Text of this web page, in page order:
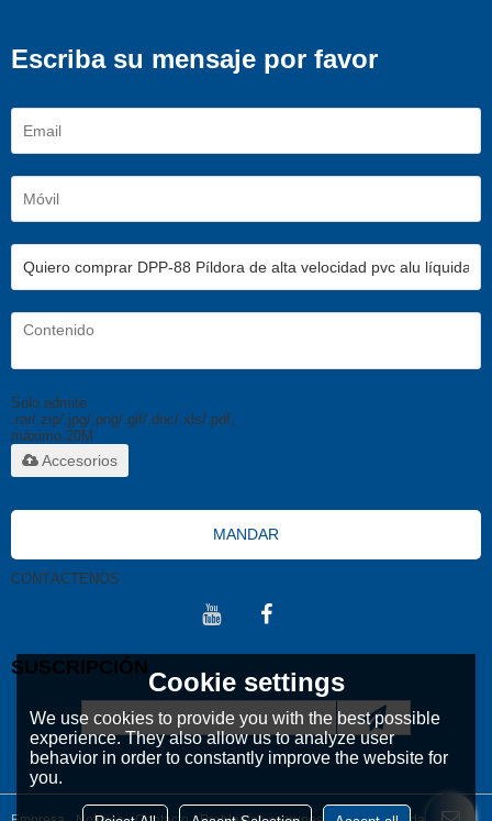
Escriba su mensaje por favor
Solo admite
.rar/.zip/.jpg/.png/.gif/.doc/.xls/.pdf,
máximo 20M
Accesorios
MANDAR
CONTÁCTENOS
SUSCRIPCIÓNCookie settings
We use cookies to provide you with the best possible
experience. They also allow us to analyze user
behavior in order to constantly improve the website for
you.